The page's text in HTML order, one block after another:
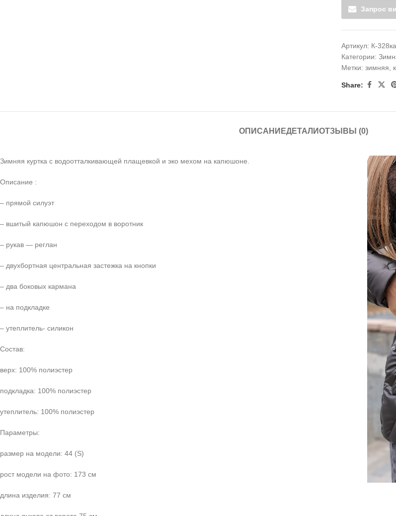
Запрос
Артикул: К-
Категории:
Метки: зимняя
Share:
ОПИСАНИЕДЕТАЛИОТЗЫВЫ (0)
Зимняя куртка с водоотталкивающей плащевкой и эко мехом на капюшоне.
Описание :
– прямой силуэт
– вшитый капюшон с переходом в воротник
– рукав — реглан
– двухбортная центральная застежка на кнопки
– два боковых кармана
– на подкладке
– утеплитель- силикон
Состав:
верх: 100% полиэстер
подкладка: 100% полиэстер
утеплитель: 100% полиэстер
Параметры:
размер на модели: 44 (S)
рост модели на фото: 173 см
длина изделия: 77 см